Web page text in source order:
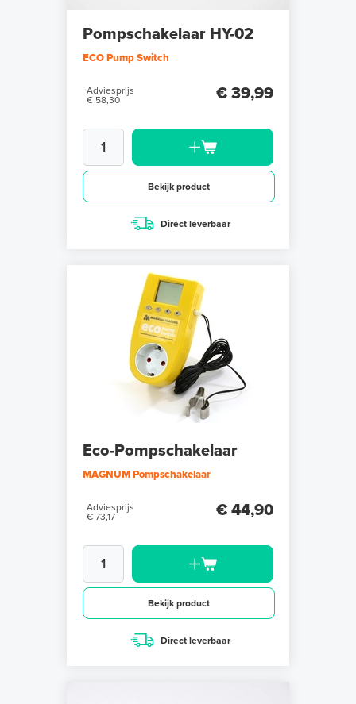
Pompschakelaar HY-02
ECO Pump Switch
Adviesprijs
€ 58,30
€ 39,99
Bekijk product
Direct leverbaar
Eco-Pompschakelaar
MAGNUM Pompschakelaar
Adviesprijs
€ 73,17
€ 44,90
Bekijk product
Direct leverbaar